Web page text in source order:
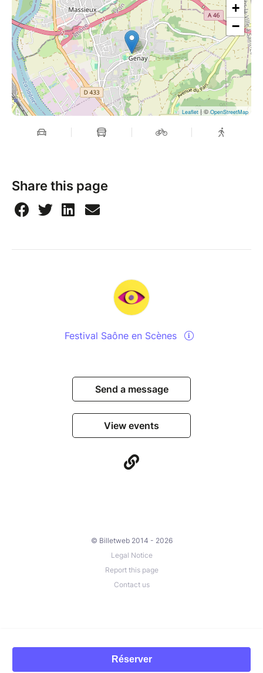
+
−
Leaflet| ©OpenStreetMap
Share this page
Festival Saône en Scènes
Send a message
View events
© Billetweb 2014 - 2026
Legal Notice
Report this page
Contact us
Réserver